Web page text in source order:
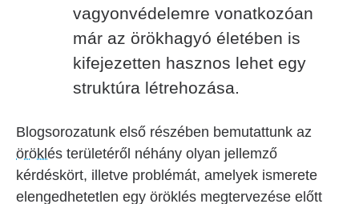
vagyonvédelemre vonatkozóan
már az örökhagyó életében is
kifejezetten hasznos lehet egy
struktúra létrehozása.
Blogsorozatunk első részében bemutattunk az
öröklés területéről néhány olyan jellemző
kérdéskört, illetve problémát, amelyek ismerete
elengedhetetlen egy öröklés megtervezése előtt